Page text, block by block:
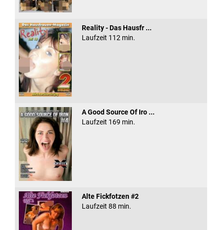
Reality - Das Hausfr ...
Laufzeit 112 min.
A Good Source Of Iro ...
Laufzeit 169 min.
Alte Fickfotzen #2
Laufzeit 88 min.